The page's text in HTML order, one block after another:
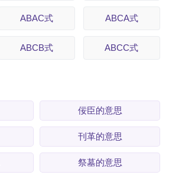
ABAC式 ABCA式
ABCB式 ABCC式
佞臣的意思
刊革的意思
祭墓的意思